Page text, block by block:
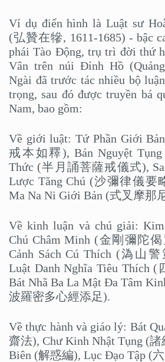
Ví dụ điển hình là Luật sư
(弘贊在犙, 1611-1685) - bậc
phái Tào Động, trụ trì đời thứ
Vân trên núi Đỉnh Hồ
Ngài đã trước tác nhiều bộ
trọng, sau đó được truyền bá
Nam, bao gồm:
Về giới luật: Tứ Phần Giới
戒本如釋), Bán Nguyệt
Thức (半月誦菩薩戒儀式),
Lược Tăng Chú (沙彌律儀要
Ma Na Ni Giới Bản (式叉摩那
Về kinh luận và chú giải:
Chú Châm Minh (金剛彌陀
Cảnh Sách Cú Thích (溈山
Luật Danh Nghĩa Tiêu Thích
Bát Nhã Ba La Mật Đa Tâm
波羅密多心經添足).
Về thực hành và giáo lý: Bát
齋法), Chư Kinh Nhật Tụng (
Biên (解惑編), Lục Đạo Tập (